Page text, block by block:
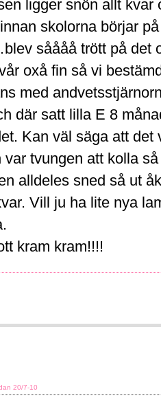
ligger snön allt
skolorna börjar
såååå trött på det
oxå fin så vi
med
där satt lilla E 8
Kan väl säga att
var tvungen att kolla
alldeles sned så ut
Vill ju ha lite nya
kram kram!!!!
20/7-10